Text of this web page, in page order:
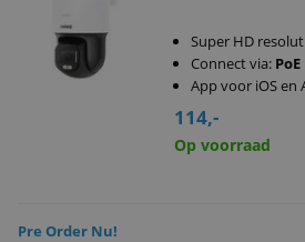
Super HD
Connect via: PoE
App voor iOS en
114,-
Op voorraad
Pre Order Nu!